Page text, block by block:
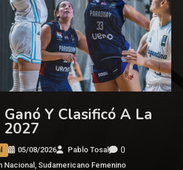
Y Clasificó A La
2027
05/08/2026 Pablo Tosal 0
Nacional Sudamericano Femenino